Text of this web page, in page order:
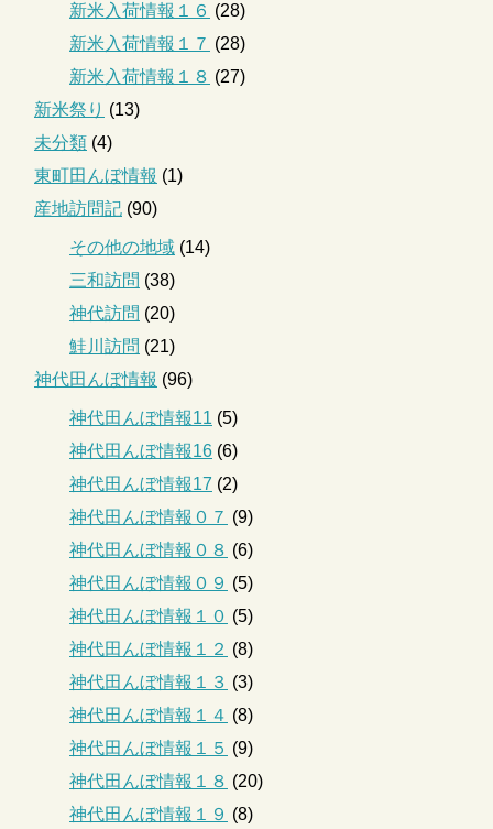
新米入荷情報１６ (28)
新米入荷情報１７ (28)
新米入荷情報１８ (27)
新米祭り (13)
未分類 (4)
東町田んぼ情報 (1)
産地訪問記 (90)
その他の地域 (14)
三和訪問 (38)
神代訪問 (20)
鮭川訪問 (21)
神代田んぼ情報 (96)
神代田んぼ情報11 (5)
神代田んぼ情報16 (6)
神代田んぼ情報17 (2)
神代田んぼ情報０７ (9)
神代田んぼ情報０８ (6)
神代田んぼ情報０９ (5)
神代田んぼ情報１０ (5)
神代田んぼ情報１２ (8)
神代田んぼ情報１３ (3)
神代田んぼ情報１４ (8)
神代田んぼ情報１５ (9)
神代田んぼ情報１８ (20)
神代田んぼ情報１９ (8)